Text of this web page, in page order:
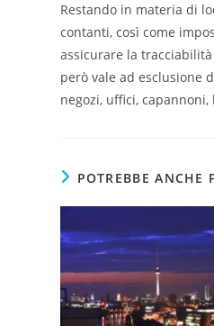
Restando in materia di
contanti, così come
assicurare la
però vale ad esclusione
negozi, uffici,
POTREBBE ANCHE